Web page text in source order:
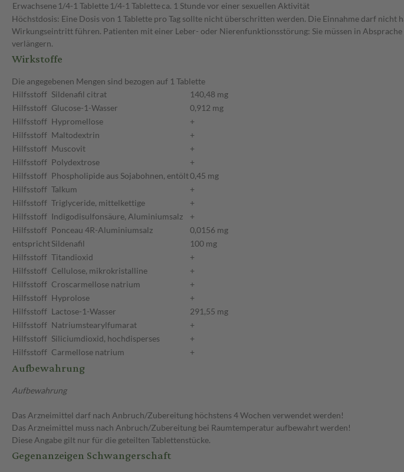
Erwachsene 1/4-1 Tablette 1/4-1 Tabletteca. 1 Stunde vor einer sexuellen Aktivität
Höchstdosis: Eine Dosis von 1 Tablette pro Tag sollte nicht überschritten werden. Die Einnahme darf
Wirkungseintritt führen. Patienten mit einer Leber- oder Nierenfunktionsstörung: Sie müssen in
verlängern.
Wirkstoffe
Die angegebenen Mengen sind bezogen auf 1 Tablette
Hilfsstoff Sildenafil citrat
140,48 mg
Hilfsstoff Glucose-1-Wasser
0,912 mg
Hilfsstoff Hypromellose
+
Hilfsstoff Maltodextrin
+
Hilfsstoff Muscovit
+
Hilfsstoff Polydextrose
+
Hilfsstoff Phospholipide aus Sojabohnen, entölt0,45 mg
Hilfsstoff Talkum
+
Hilfsstoff Triglyceride, mittelkettige
+
Hilfsstoff Indigodisulfonsäure, Aluminiumsalz
+
Hilfsstoff Ponceau 4R-Aluminiumsalz
0,0156 mg
entsprichtSildenafil
100 mg
Hilfsstoff Titandioxid
+
Hilfsstoff Cellulose, mikrokristalline
+
Hilfsstoff Croscarmellose natrium
+
Hilfsstoff Hyprolose
+
Hilfsstoff Lactose-1-Wasser
291,55 mg
Hilfsstoff Natriumstearylfumarat
+
Hilfsstoff Siliciumdioxid, hochdisperses
+
Hilfsstoff Carmellose natrium +
Aufbewahrung
Aufbewahrung
Das Arzneimittel darf nach Anbruch/Zubereitung höchstens 4 Wochen verwendet werden!
Das Arzneimittel muss nach Anbruch/Zubereitung bei Raumtemperatur aufbewahrt werden!
Diese Angabe gilt nur für die geteilten Tablettenstücke.
Gegenanzeigen Schwangerschaft